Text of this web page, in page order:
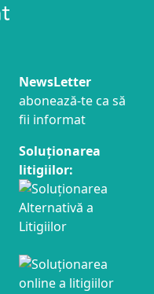
NewsLetter
abonează-te ca să
fii informat
Soluționarea
litigiilor: